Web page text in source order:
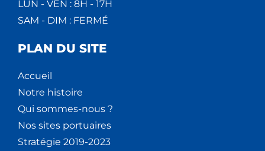
LUN - VEN : 8H - 17H
SAM - DIM : FERMÉ
PLAN DU SITE
Accueil
Notre histoire
Qui sommes-nous ?
Nos sites portuaires
Stratégie 2019-2023